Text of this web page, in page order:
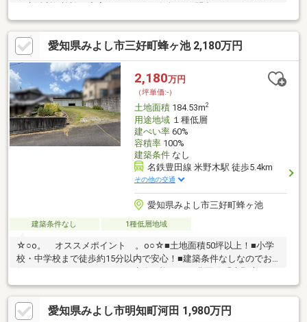
※住環境保全区域B
愛知県みよし市三好町蜂ヶ池 2,180万円
2,180万円
（坪単価:-）
土地面積184.53m2
用途地域１種低層
建ぺい率60%
容積率100%
建築条件なし
名鉄豊田線 米野木駅 徒歩5.4km
その他の交通
愛知県みよし市三好町蜂ヶ池
建築条件なし 1種低層地域
☆○o。 オススメポイント 。o○☆■土地面積50坪以上！■小学
校・中学校まで徒歩約15分以内で安心！■建築条件なしなのでお
好きなハウスメーカーさんで建築可能です♪■豊田線「米野木」
駅：徒歩約67分■さんさんバス「保田ヶ池公園」停：徒歩約5分■
中部小学校：徒歩約8分■三好中学校：徒歩約13分■イオン三好
店：徒歩約19分■ファミリーマート三好保田ケ池店：徒歩約5分■
愛知県みよし市明知町河田 1,980万円